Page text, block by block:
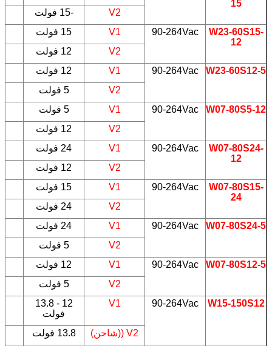
15
V2
-15 فولت
W23-60S15-
12
90-264Vac
V1 15 فولت
V2
12 فولت
W23-60S12-5
90-264Vac
V1 12 فولت
V2
5 فولت
W07-80S5-12
90-264Vac
V1 5 فولت
V2
12 فولت
W07-80S24-
12
90-264Vac
V1 24 فولت
V2
12 فولت
W07-80S15-
24
90-264Vac
V1 15 فولت
V2
24 فولت
W07-80S24-5
90-264Vac
V1 24 فولت
V2
5 فولت
W07-80S12-5
90-264Vac
V1 12 فولت
V2
5 فولت
W15-150S12
90-264Vac
V1
12 - 13.8
فولت
V2 ((شاحن)
13.8 فولت